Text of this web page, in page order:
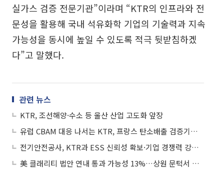
실가스 검증 전문기관”이라며 “KTR의 인프라와 전
문성을 활용해 국내 석유화학 기업의 기술력과 지속
가능성을 동시에 높일 수 있도록 적극 뒷받침하겠
다”고 말했다.
관련 뉴스
KTR, 조선해양·수소 등 울산 산업 고도화 앞장
유럽 CBAM 대응 나서는 KTR, 프랑스 탄소배출 검증기관과 협약
전기안전공사, KTR과 ESS 신뢰성 확보·기업 경쟁력 강화 '맞손'
美 클래리티 법안 연내 통과 가능성 13%…상원 문턱서 제동